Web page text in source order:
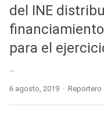
del INE
para el
6 agosto, 2019 Author
Reportero